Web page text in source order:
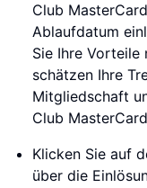
Club
Ablaufdatum
Sie Ihre Vorteile
schätzen Ihre
Mitgliedschaft
Club
Klicken Sie auf
über die